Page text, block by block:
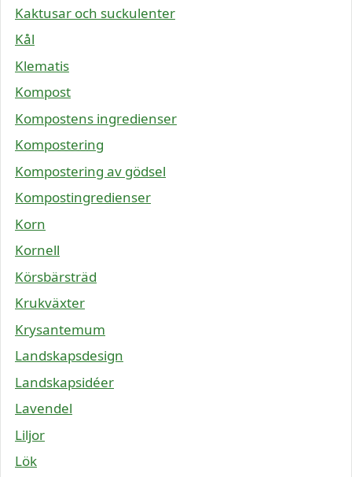
Kaktusar och suckulenter
Kål
Klematis
Kompost
Kompostens ingredienser
Kompostering
Kompostering av gödsel
Kompostingredienser
Korn
Kornell
Körsbärsträd
Krukväxter
Krysantemum
Landskapsdesign
Landskapsidéer
Lavendel
Liljor
Lök